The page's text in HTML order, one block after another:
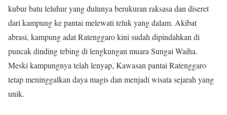
kubur batu leluhur yang dulunya berukuran raksasa dan diseret
dari kampung ke pantai melewati teluk yang dalam. Akibat
abrasi, kampung adat Ratenggaro kini sudah dipindahkan di
puncak dinding tebing di lengkungan muara Sungai Waiha.
Meski kampungnya telah lenyap, Kawasan pantai Ratenggaro
tetap meninggalkan daya magis dan menjadi wisata sejarah yang
unik.